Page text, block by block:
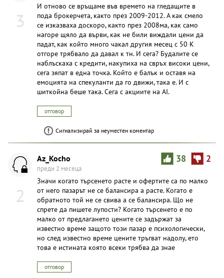
3
И отново се връщаме във времето на гледащите в
пода брокерчета, както през 2009-2012. А как смело
се изказваха доскоро, както през 2008ма, как само
нагоре щяло да върви, как не били виждали цени да
падат, как който много чакал другия месец с 50 К
отгоре трябвало да давал к тн. И сега? Будалите се
наблъскаха с кредити, накупиха на свръх високи цени,
сега зяпат в една точка. Който е балък и оставя на
емоцията на спекуланти да го движи, така е. И с
шиткойна беше така. Сега с акциите на AI.
отговор
Сигнализирай за неуместен коментар
2
38 2
Az_Kocho
преди 2 месеца
Значи когато търсенето расте и офертите са по малко
от него пазарът не се балансира а расте. Когато е
обратното той не се свива а се балансира. Що не
спрете да пишете лупости? Когато търсенето е по
малко от предлагането цените се задържат за
известно време защото този пазар е психологически,
но след известно време цените тръгват надолу, ето
това е истината която всеки трябва да знае
отговор